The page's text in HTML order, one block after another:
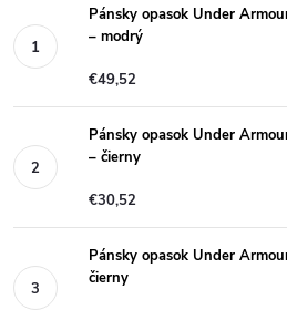
Pánsky opasok Under
– modrý
€49,52
Pánsky opasok Under
– čierny
€30,52
Pánsky opasok Under
čierny